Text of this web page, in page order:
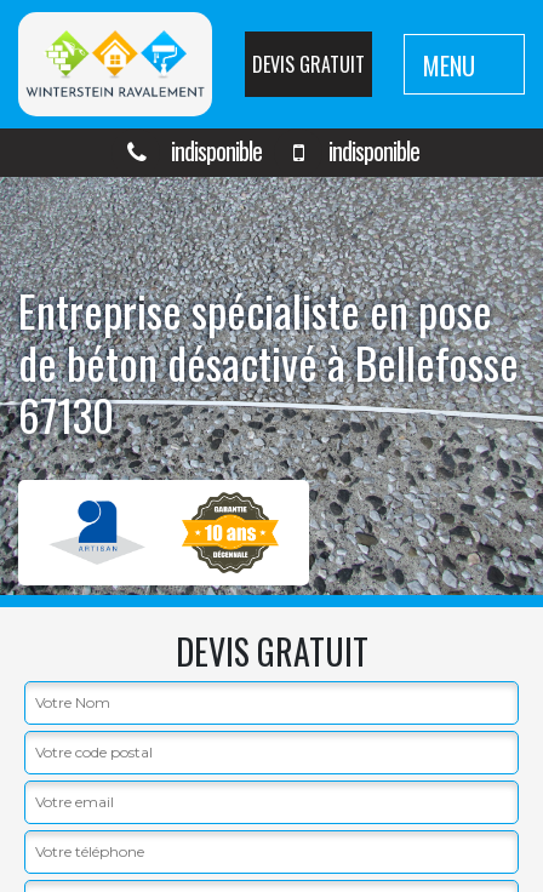
DEVIS GRATUIT MENU
indisponible indisponible
Entreprise spécialiste en pose
de béton désactivé à Bellefosse
67130
DEVIS GRATUIT